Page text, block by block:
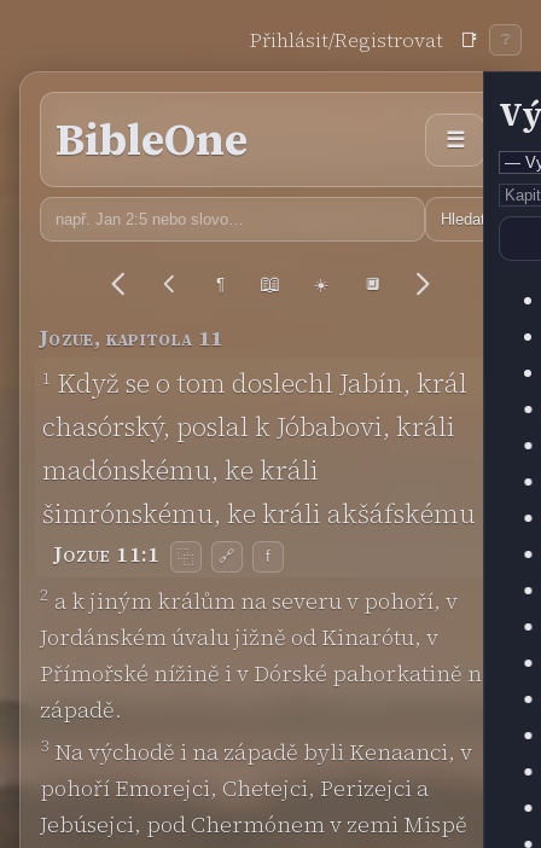
Přihlásit/Registrovat 📑 ❔
BibleOne ☰
Hledat
¶ 📖 ☀️ 🔲
Jozue, kapitola 11
1 Když se o tom doslechl Jabín, král
chasórský, poslal k Jóbabovi, králi
madónskému, ke králi
šimrónskému, ke králi akšáfskému
Jozue 11:1 ⿻ 🔗 f
2 a k jiným králům na severu v pohoří, v
Jordánském úvalu jižně od Kinarótu, v
Přímořské nížině i v Dórské pahorkatině na
západě.
3 Na východě i na západě byli Kenaanci, v
pohoří Emorejci, Chetejci, Perizejci a
Jebúsejci, pod Chermónem v zemi Mispě